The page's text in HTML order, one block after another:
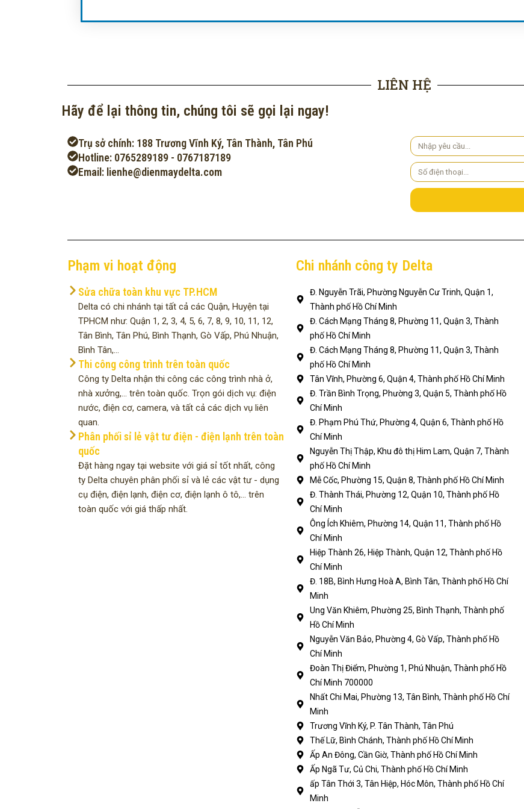
LIÊN HỆ
Hãy để lại thông tin, chúng tôi sẽ gọi lại ngay!
Trụ sở chính: 188 Trương Vĩnh Ký, Tân Thành, Tân Phú
Hotline: 0765289189 - 0767187189
Email: lienhe@dienmaydelta.com
Yêu
cầu
Số
điện
thoại
Phạm vi hoạt động
Sửa chữa toàn khu vực TP.HCM
Delta có chi nhánh tại tất cả các Quận, Huyện tại
TPHCM như: Quận 1, 2, 3, 4, 5, 6, 7, 8, 9, 10, 11, 12,
Tân Bình, Tân Phú, Bình Thạnh, Gò Vấp, Phú Nhuận,
Bình Tân,...
Thi công công trình trên toàn quốc
Công ty Delta nhận thi công các công trình nhà ở,
nhà xưởng,... trên toàn quốc. Trọn gói dịch vụ: điện
nước, điện cơ, camera, và tất cả các dịch vụ liên
quan.
Phân phối sỉ lẻ vật tư điện - điện lạnh trên toàn
quốc
Đặt hàng ngay tại website với giá sỉ tốt nhất, công
ty Delta chuyên phân phối sỉ và lẻ các vật tư - dụng
cụ điện, điện lạnh, điện cơ, điện lạnh ô tô,... trên
toàn quốc với giá thấp nhất.
Chi nhánh công ty Delta
Đ. Nguyễn Trãi, Phường Nguyễn Cư Trinh, Quận 1,
Thành phố Hồ Chí Minh
Đ. Cách Mạng Tháng 8, Phường 11, Quận 3, Thành
phố Hồ Chí Minh
Đ. Cách Mạng Tháng 8, Phường 11, Quận 3, Thành
phố Hồ Chí Minh
Tân Vĩnh, Phường 6, Quận 4, Thành phố Hồ Chí Minh
Đ. Trần Bình Trọng, Phường 3, Quận 5, Thành phố Hồ
Chí Minh
Đ. Phạm Phú Thứ, Phường 4, Quận 6, Thành phố Hồ
Chí Minh
Nguyễn Thị Thập, Khu đô thị Him Lam, Quận 7, Thành
phố Hồ Chí Minh
Mễ Cốc, Phường 15, Quận 8, Thành phố Hồ Chí Minh
Đ. Thành Thái, Phường 12, Quận 10, Thành phố Hồ
Chí Minh
Ông Ích Khiêm, Phường 14, Quận 11, Thành phố Hồ
Chí Minh
Hiệp Thành 26, Hiệp Thành, Quận 12, Thành phố Hồ
Chí Minh
Đ. 18B, Bình Hưng Hoà A, Bình Tân, Thành phố Hồ Chí
Minh
Ung Văn Khiêm, Phường 25, Bình Thạnh, Thành phố
Hồ Chí Minh
Nguyễn Văn Bảo, Phường 4, Gò Vấp, Thành phố Hồ
Chí Minh
Đoàn Thị Điểm, Phường 1, Phú Nhuận, Thành phố Hồ
Chí Minh 700000
Nhất Chi Mai, Phường 13, Tân Bình, Thành phố Hồ Chí
Minh
Trương Vĩnh Ký, P. Tân Thành, Tân Phú
Thế Lữ, Bình Chánh, Thành phố Hồ Chí Minh
Ấp An Đông, Cần Giờ, Thành phố Hồ Chí Minh
Ấp Ngã Tư, Củ Chi, Thành phố Hồ Chí Minh
ấp Tân Thới 3, Tân Hiệp, Hóc Môn, Thành phố Hồ Chí
Minh